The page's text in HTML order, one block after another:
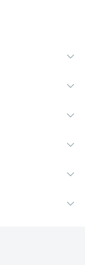
い合わせ・FAQ
リシー